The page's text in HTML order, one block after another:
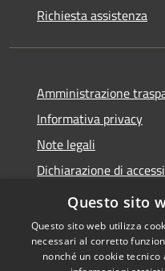
Richiesta assistenza
Amministrazione
Informativa privacy
Note legali
Dichiarazione di
Whistleblowing
Questo sito
Questo sito web utilizza
necessari al corretto
nonché un cookie